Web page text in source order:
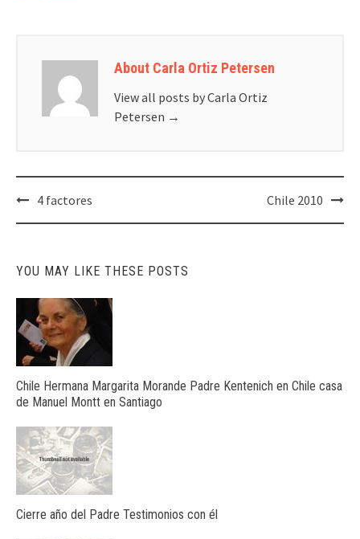
About Carla Ortiz Petersen
View all posts by Carla Ortiz
Petersen →
Post
navigation
4 factores Chile 2010
YOU MAY LIKE THESE POSTS
Chile Hermana Margarita Morande Padre Kentenich en Chile casa
de Manuel Montt en Santiago
Cierre año del Padre Testimonios con él